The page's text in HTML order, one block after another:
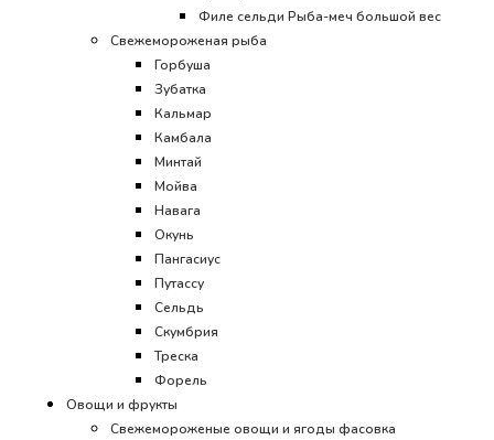
Филе сельди Рыба-меч большой вес
Свежемороженая рыба
Горбуша
Зубатка
Кальмар
Камбала
Минтай
Мойва
Навага
Окунь
Пангасиус
Путассу
Сельдь
Скумбрия
Треска
Форель
Овощи и фрукты
Свежемороженые овощи и ягоды фасовка